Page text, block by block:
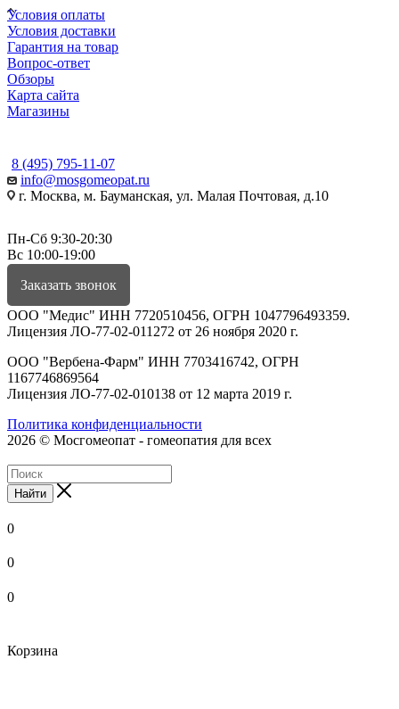
Условия оплаты
Условия доставки
Гарантия на товар
Вопрос-ответ
Обзоры
Карта сайта
Магазины
8 (495) 795-11-07
info@mosgomeopat.ru
г. Москва, м. Бауманская, ул. Малая Почтовая, д.10
Пн-Сб 9:30-20:30
Вс 10:00-19:00
Заказать звонок
ООО "Медис" ИНН 7720510456, ОГРН 1047796493359.
Лицензия ЛО-77-02-011272 от 26 ноября 2020 г.
ООО "Вербена-Фарм" ИНН 7703416742, ОГРН
1167746869564
Лицензия ЛО-77-02-010138 от 12 марта 2019 г.
Политика конфиденциальности
2026 © Мосгомеопат - гомеопатия для всех
Найти
0
0
0
Корзина